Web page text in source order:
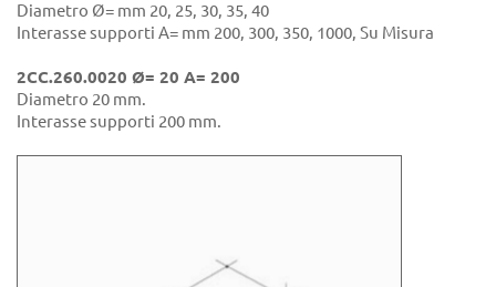
Diametro Ø= mm 20, 25, 30, 35, 40
Interasse supporti A= mm 200, 300, 350, 1000, Su Misura
2CC.260.0020 Ø= 20 A= 200
Diametro 20 mm.
Interasse supporti 200 mm.